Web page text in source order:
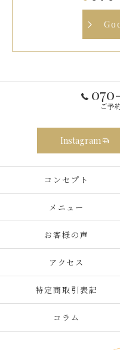
ご予
Instagram
コンセプト
メニュー
お客様の声
アクセス
特定商取引表記
コラム